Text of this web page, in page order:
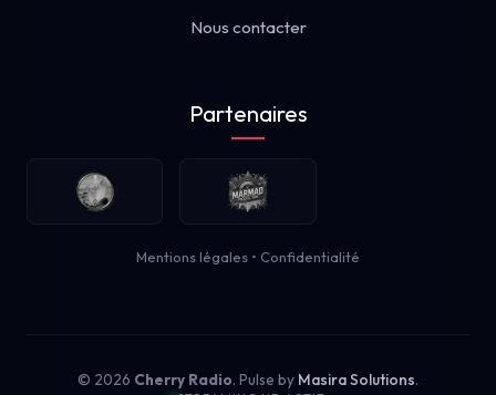
Nous contacter
Partenaires
Mentions légales • Confidentialité
© 2026 Cherry Radio. Pulse by Masira Solutions.